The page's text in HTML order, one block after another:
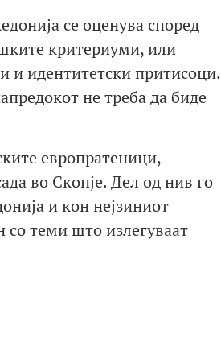
се оценува според
критериуми, или
и идентитетски притисоци.
не треба да биде
европратеници,
во Скопје. Дел од нив го
и кон нејзиниот
со теми што излегуваат